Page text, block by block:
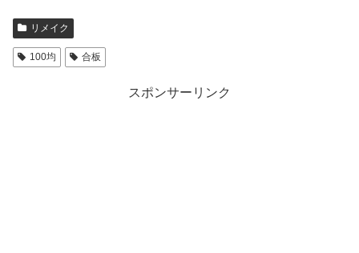
リメイク
100均 合板
スポンサーリンク